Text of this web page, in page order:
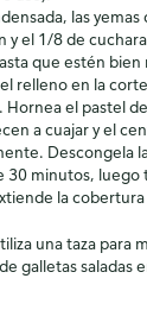
las
y el 1/8 de
que estén bien
relleno en la
Hornea el pastel
a cuajar y el
Descongela
30 minutos, luego
la
una taza para
galletas saladas